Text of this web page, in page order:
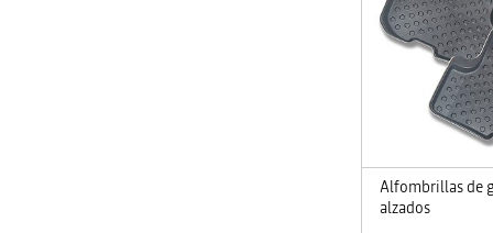
Alfombrillas de
alzados